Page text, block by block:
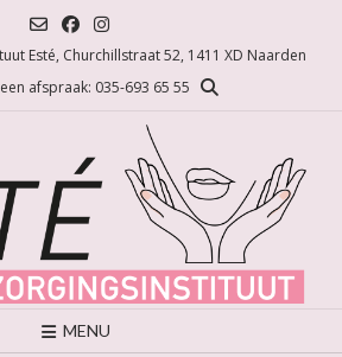
Esté, Churchillstraat 52, 1411 XD Naarden
afspraak: 035-693 65 55
MENU